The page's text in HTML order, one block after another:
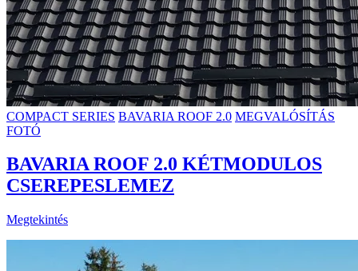
COMPACT SERIES BAVARIA ROOF 2.0 MEGVALÓSÍTÁS
FOTÓ
BAVARIA ROOF 2.0 KÉTMODULOS
CSEREPESLEMEZ
Megtekintés